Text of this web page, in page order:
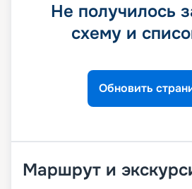
Не получилось
схему и
Обновить
Маршрут и